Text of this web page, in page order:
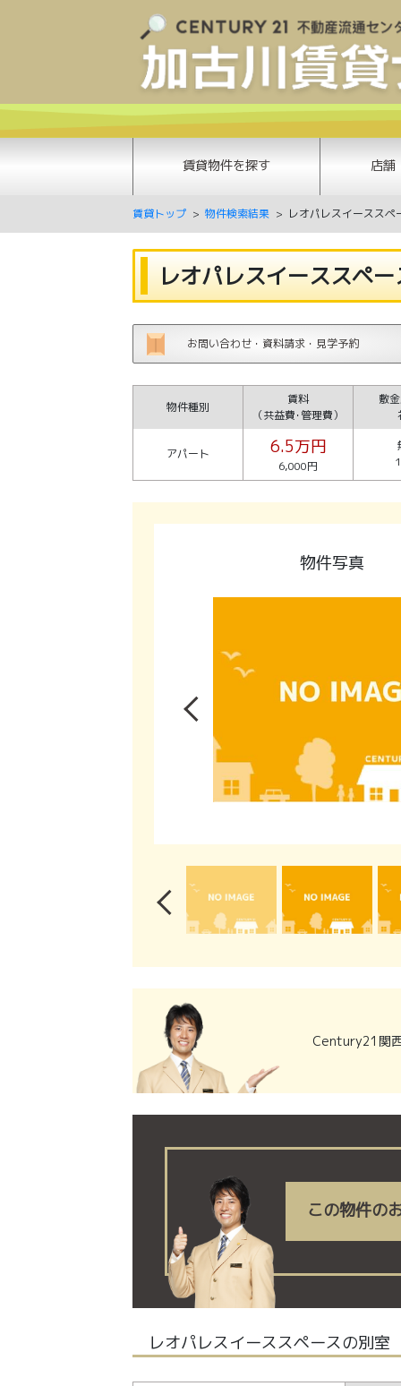
賃貸物件を探す 店舗
賃貸トップ 物件検索結果 レオパレスイーススペ
レオパレスイーススペ
お問い合わせ・資料請求・見学予約
物件種別
賃料
（共益費･管理費）
敷
アパート 6.5万円
6,000円
物件写真
Century21関
この物件の
レオパレスイーススペースの別室